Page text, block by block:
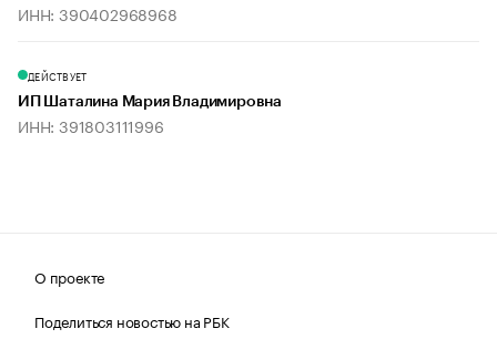
ИНН: 390402968968
ДЕЙСТВУЕТ
ИП Шаталина Мария Владимировна
ИНН: 391803111996
О проекте
Поделиться новостью на РБК